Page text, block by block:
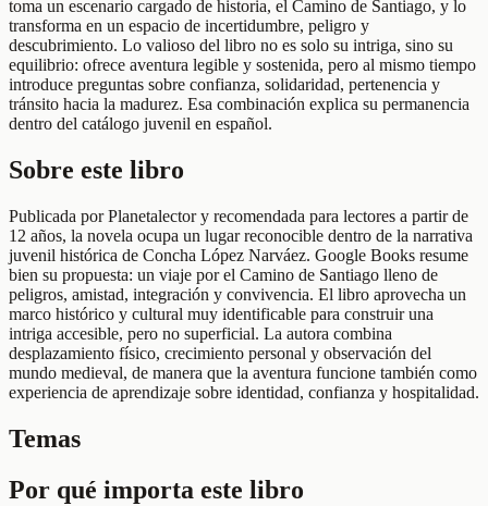
toma un escenario cargado de historia, el Camino de Santiago, y lo
transforma en un espacio de incertidumbre, peligro y
descubrimiento. Lo valioso del libro no es solo su intriga, sino su
equilibrio: ofrece aventura legible y sostenida, pero al mismo tiempo
introduce preguntas sobre confianza, solidaridad, pertenencia y
tránsito hacia la madurez. Esa combinación explica su permanencia
dentro del catálogo juvenil en español.
Sobre este libro
Publicada por Planetalector y recomendada para lectores a partir de
12 años, la novela ocupa un lugar reconocible dentro de la narrativa
juvenil histórica de Concha López Narváez. Google Books resume
bien su propuesta: un viaje por el Camino de Santiago lleno de
peligros, amistad, integración y convivencia. El libro aprovecha un
marco histórico y cultural muy identificable para construir una
intriga accesible, pero no superficial. La autora combina
desplazamiento físico, crecimiento personal y observación del
mundo medieval, de manera que la aventura funcione también como
experiencia de aprendizaje sobre identidad, confianza y hospitalidad.
Temas
Por qué importa este libro